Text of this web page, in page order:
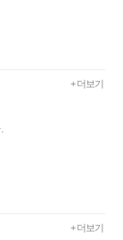
+ 더보기
+ 더보기